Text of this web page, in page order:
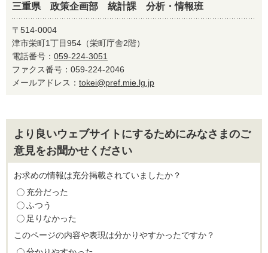
三重県 政策企画部 統計課 分析・情報班
〒514-0004
津市栄町1丁目954（栄町庁舎2階）
電話番号： 059-224-3051
ファクス番号：059-224-2046
メールアドレス： tokei@pref.mie.lg.jp
より良いウェブサイトにするためにみなさまのご
意見をお聞かせください
お求めの情報は充分掲載されていましたか？
充分だった
ふつう
足りなかった
このページの内容や表現は分かりやすかったですか？